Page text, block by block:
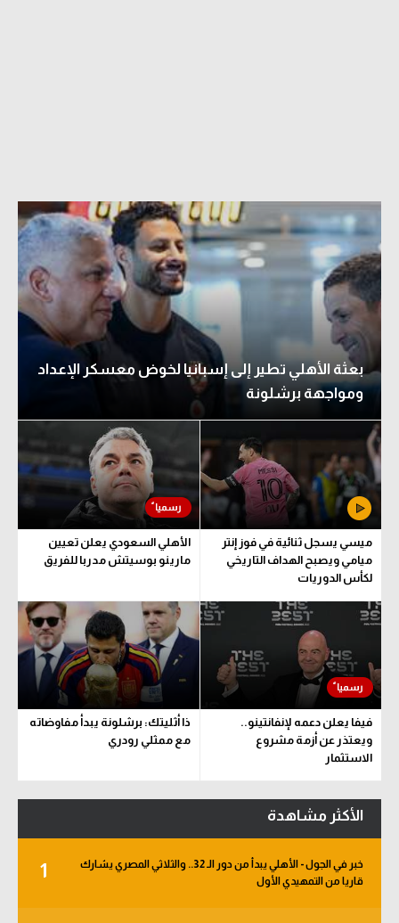
بعثة الأهلي تطير إلى إسبانيا لخوض معسكر الإعداد
ومواجهة برشلونة
ميسي يسجل ثنائية في فوز إنتر
ميامي ويصبح الهداف التاريخي
لكأس الدوريات
الأهلي السعودي يعلن تعيين
مارينو بوسيتش مدربا للفريق
فيفا يعلن دعمه لإنفانتينو..
ويعتذر عن أزمة مشروع
الاستثمار
ذا أثليتك: برشلونة يبدأ مفاوضاته
مع ممثلي رودري
الأكثر مشاهدة
1
خبر في الجول - الأهلي يبدأ من دور الـ 32.. والثلاثي المصري يشارك
قاريا من التمهيدي الأول